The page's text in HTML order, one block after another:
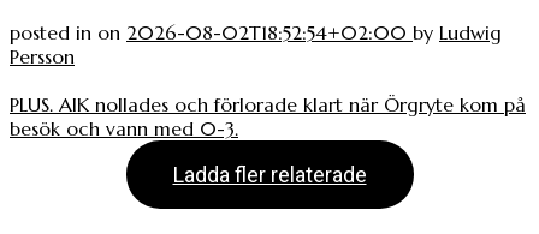
posted in on 2026-08-02T18:52:54+02:00 by Ludwig
Persson
PLUS. AIK nollades och förlorade klart när Örgryte kom på
besök och vann med 0-3.
Ladda fler relaterade